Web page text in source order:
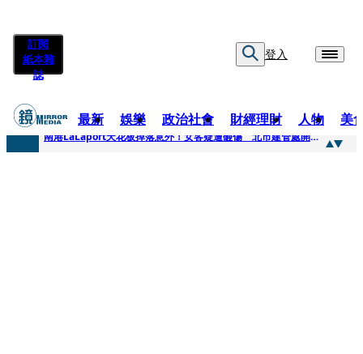
訂閱
紙本雜
誌
登入
最新 娛樂 政治社會 財經理財 人物 美
快訊
南港LaLaport天花板掉落意外！女客疑遭砸傷 北市建管處開罰30萬